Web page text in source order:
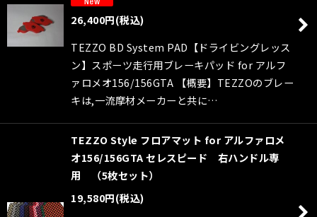
26,400円(税込)
TEZZO BD System PAD【ドライビングレッス
ン】スポーツ走行用ブレーキパッド for アルフ
ァロメオ156/156GTA 【概要】TEZZOのブレー
キは,一流摩材メーカーと共に…
TEZZO Style フロアマット for アルファロメ
オ156/156GTA セレスピード 右ハンドル専
用 （5枚セット）
19,580円(税込)